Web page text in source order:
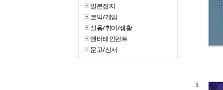
일본잡지
코믹/게임
실용/취미/생활
엔터테인먼트
문고/신서
3.